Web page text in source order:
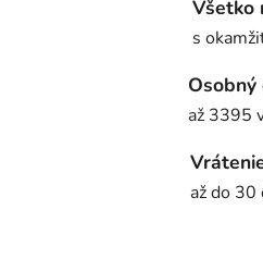
Všetko
s
až 3395
až do